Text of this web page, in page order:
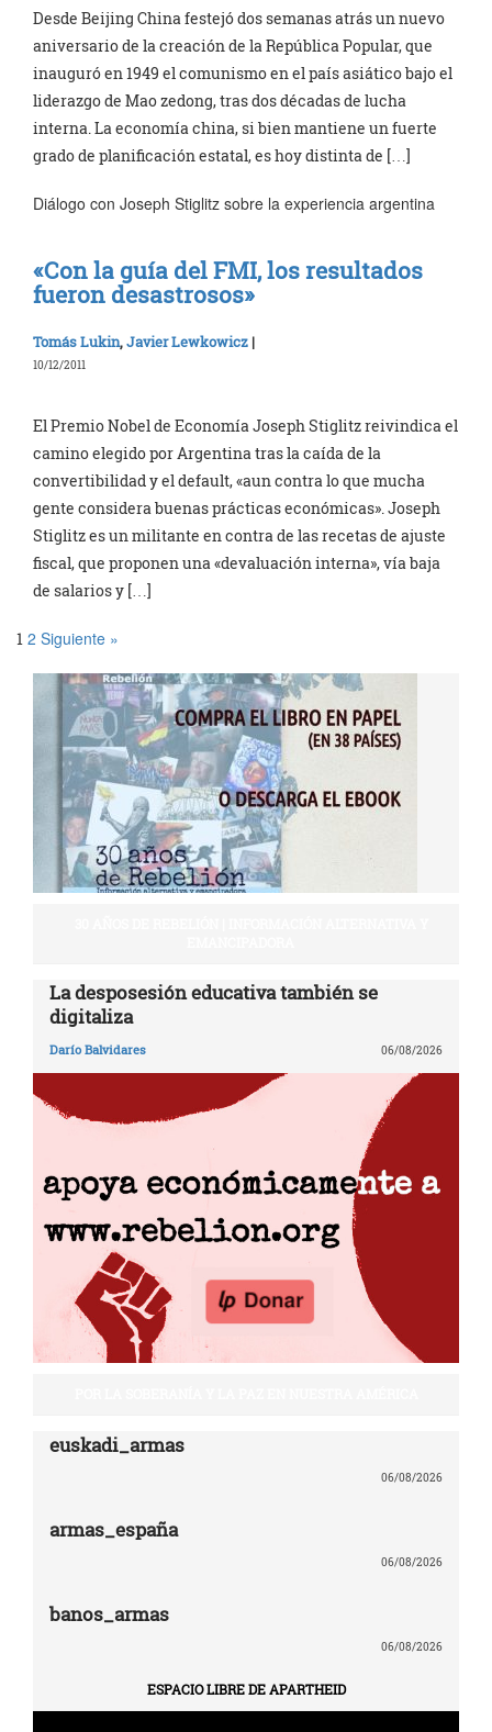
Desde Beijing China festejó dos semanas atrás un nuevo
aniversario de la creación de la República Popular, que
inauguró en 1949 el comunismo en el país asiático bajo el
liderazgo de Mao zedong, tras dos décadas de lucha
interna. La economía china, si bien mantiene un fuerte
grado de planificación estatal, es hoy distinta de […]
Diálogo con Joseph Stiglitz sobre la experiencia argentina
«Con la guía del FMI, los resultados
fueron desastrosos»
Tomás Lukin,Javier Lewkowicz |
10/12/2011
El Premio Nobel de Economía Joseph Stiglitz reivindica el
camino elegido por Argentina tras la caída de la
convertibilidad y el default, «aun contra lo que mucha
gente considera buenas prácticas económicas». Joseph
Stiglitz es un militante en contra de las recetas de ajuste
fiscal, que proponen una «devaluación interna», vía baja
de salarios y […]
1 2 Siguiente »
La desposesión educativa también se
digitaliza
Darío Balvidares 06/08/2026
euskadi_armas
06/08/2026
armas_españa
06/08/2026
banos_armas
06/08/2026
ESPACIO LIBRE DE APARTHEID